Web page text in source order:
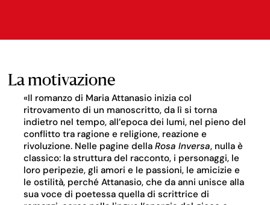
La motivazione
«Il romanzo di Maria Attanasio inizia col
ritrovamento di un manoscritto, da lì si torna
indietro nel tempo, all’epoca dei lumi, nel pieno del
conflitto tra ragione e religione, reazione e
rivoluzione. Nelle pagine della Rosa Inversa, nulla è
classico: la struttura del racconto, i personaggi, le
loro peripezie, gli amori e le passioni, le amicizie e
le ostilità, perché Attanasio, che da anni unisce alla
sua voce di poetessa quella di scrittrice di